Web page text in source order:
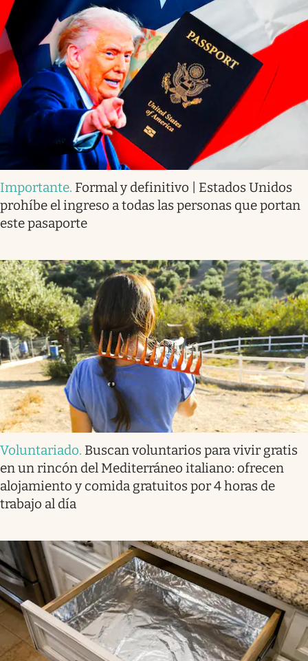
Importante. Formal y definitivo | Estados Unidos
prohíbe el ingreso a todas las personas que portan
este pasaporte
Voluntariado. Buscan voluntarios para vivir gratis
en un rincón del Mediterráneo italiano: ofrecen
alojamiento y comida gratuitos por 4 horas de
trabajo al día